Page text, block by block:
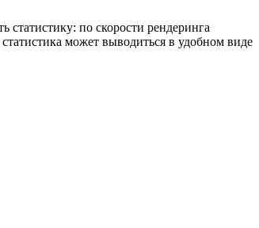
по скорости рендеринга
статистика может выводиться в удобном виде